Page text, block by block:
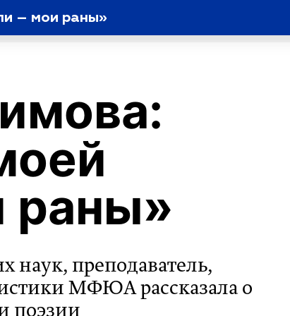
– мои раны»
раны»
наук, преподаватель,
МФЮА рассказала о
поэзии